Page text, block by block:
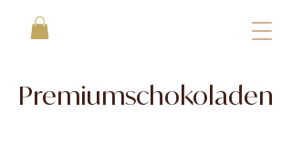
Premiumschokoladen